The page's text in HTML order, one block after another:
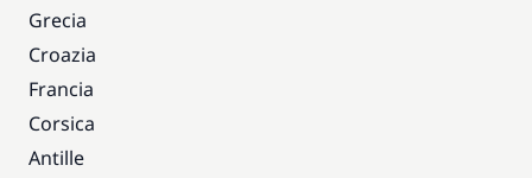
Grecia
Croazia
Francia
Corsica
Antille